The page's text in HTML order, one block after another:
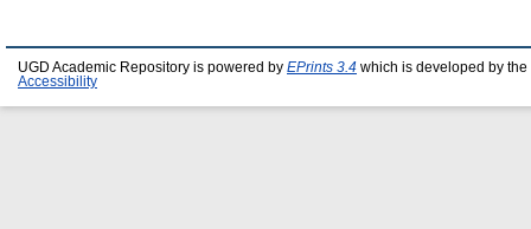
UGD Academic Repository is powered by EPrints 3.4 which is developed by the
Accessibility